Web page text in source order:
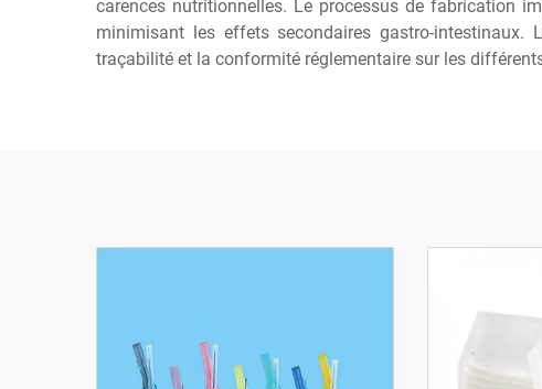
carences nutritionnelles. Le processus de fabrication
minimisant les effets secondaires gastro-intestinaux.
traçabilité et la conformité réglementaire sur les